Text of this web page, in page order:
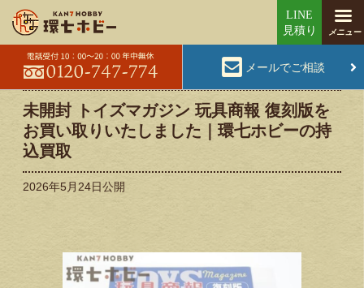
メールでご相談
未開封 トイズマガジン 玩具商報 復刻版を
お買い取りいたしました｜環七ホビーの持
込買取
2026年5月24日公開